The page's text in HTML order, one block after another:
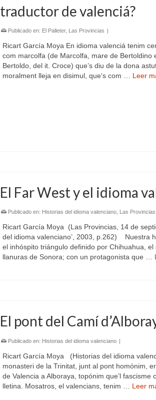
traductor de valenciá?
Publicado en: El Palleter, Las Provincias
Ricart García Moya En idioma valenciá tenim
com marcolfa (de Marcolfa, mare de Bertoldino
Bertoldo, del it. Croce) que’s diu de la dona
moralment lleja en disimul, que‘s com … Leer
El Far West y el idioma
Publicado en: Historias del idioma valenciano, Las Provincias
Ricart García Moya (Las Provincias, 14 de
del idioma valenciano’, 2003, p.262) Nuestra
el inhóspito triángulo definido por Chihuahua,
llanuras de Sonora; con un protagonista que …
El pont del Camí
Publicado en: Historias del idioma valenciano |
Ricart García Moya (Historias del idioma
monasteri de la Trinitat, junt al pont homónim,
de Valencia a Alboraya, topónim que’l fascisme
lletina. Mosatros, el valencians, tenim … Leer